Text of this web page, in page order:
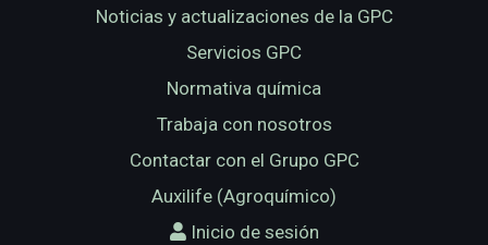
Noticias y actualizaciones de la GPC
Servicios GPC
Normativa química
Trabaja con nosotros
Contactar con el Grupo GPC
Auxilife (Agroquímico)
Inicio de sesión